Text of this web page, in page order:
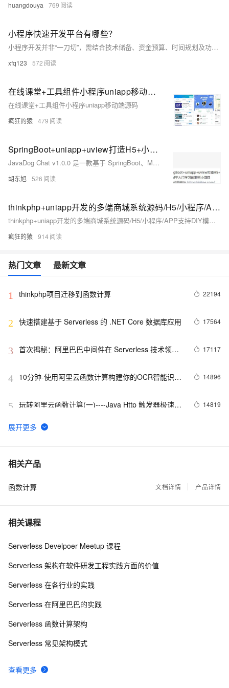
huangdouya 769
小程序快速开发平台有哪些？
小程序开发并非“一刀切”，需结合技术储备、资金预算、时间规划及功能需求等多维度因素综合考量。以下为您详细拆解五种主流开发方案及其适用场景，助您精准匹配开发路径。
xfq123 572
在线课堂+工具组件小程序uniapp移动端源码
在线课堂+工具组件小程序uniapp移动端源码
疯狂的猿 479
SpringBoot+uniapp+uview打造H5+小程序+APP入门学习的聊天小项目
JavaDog Chat v1.0.0 是一款基于 SpringBoot、MybatisPlus 和 uniapp 的简易聊天软件，兼容 H5、小程序和 APP，提供丰富的注释和简洁代码，适合初学者。主要功能包括登录注册、消息发送、好友管理及群组交流。
胡东旭 526
thinkphp+uniapp开发的多端商城系统源码/H5/小程序/APP支持DIY模板直播分销
thinkphp+uniapp开发的多端商城系统源码/H5/小程序/APP支持DIY模板直播分销
疯狂的猿 914
热门文章 最新文章
1 thinkphp项目迁移到函数计算 22194
2 快速搭建基于 Serverless 的 .NET Core 数据库应用 17564
3 首次揭秘：阿里巴巴中间件在 Serverless 技术领域
17117
4 10分钟-使用阿里云函数计算构建你的OCR智能识别
14896
5 玩转阿里云函数计算(一)----Java Http 触发器极速迁
14819
6 玩转阿里云Serverless Kubernetes新功能
7 浅析基于 Serverless 的前后端一体化框架
8 开发函数计算的正确姿势 —— 使用 ROS 进行资源
12578
9
10阿里云函数计算 - 事件驱动的serverless计算平台
相关产品
函数计算 文档详情 产品详情
相关课程
查看更多
Serverless Develpoer Meetup 课程
Serverless 架构在软件研发工程实践方面的价值
Serverless 在各行业的实践
Serverless 在阿里巴巴的实践
Serverless 函数计算架构
Serverless 常见架构模式